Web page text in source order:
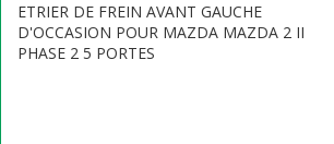
ETRIER DE FREIN AVANT GAUCHE
D'OCCASION POUR MAZDA MAZDA 2 II
PHASE 2 5 PORTES